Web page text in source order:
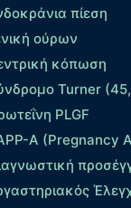
πίεση
ούρων
κόπωση
Turner
PLGF
A (Pregnancy